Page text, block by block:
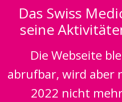
Das Swiss
seine
Die Webseite
abrufbar, wird aber
2022 nicht